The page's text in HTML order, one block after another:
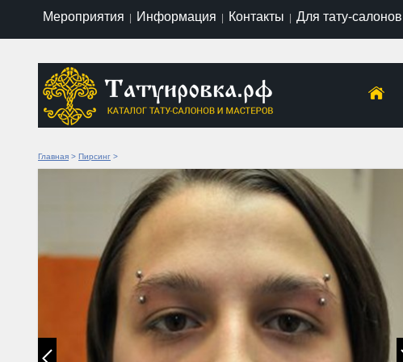
Мероприятия Информация Контакты Для тату-салонов
Главная > Пирсинг >